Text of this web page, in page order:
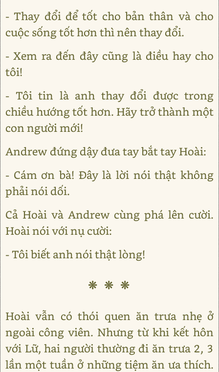
- Thay đổi để tốt cho bản thân và cho
cuộc sống tốt hơn thì nên thay đổi.
- Xem ra đến đây cũng là điều hay cho
tôi!
- Tôi tin là anh thay đổi được trong
chiều hướng tốt hơn. Hãy trở thành một
con người mới!
Andrew đứng dậy đưa tay bắt tay Hoài:
- Cám ơn bà! Đây là lời nói thật không
phải nói dối.
Cả Hoài và Andrew cùng phá lên cười.
Hoài nói với nụ cười:
- Tôi biết anh nói thật lòng!
❊ ❊ ❊
Hoài vẫn có thói quen ăn trưa nhẹ ở
ngoài công viên. Nhưng từ khi kết hôn
với Lữ, hai người thường đi ăn trưa 2, 3
lần một tuần ở những tiệm ăn ưa thích.